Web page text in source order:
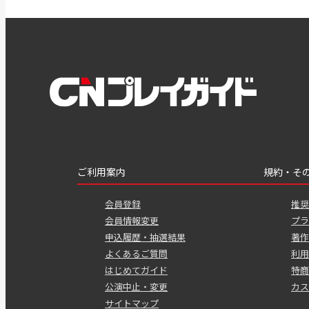
ご利用案内
会員登録
会員情報変更
申込履歴・抽選結果
よくあるご質問
はじめてガイド
公演中止・変更
サイトマップ
規約・そ
推
プ
著
利
特
カ